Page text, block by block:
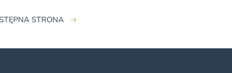
STRONA